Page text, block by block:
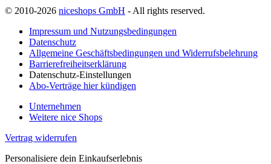
© 2010-2026 niceshops GmbH - All rights reserved.
Impressum und Nutzungsbedingungen
Datenschutz
Allgemeine Geschäftsbedingungen und Widerrufsbelehrung
Barrierefreiheitserklärung
Datenschutz-Einstellungen
Abo-Verträge hier kündigen
Unternehmen
Weitere nice Shops
Vertrag widerrufen
Personalisiere dein Einkaufserlebnis